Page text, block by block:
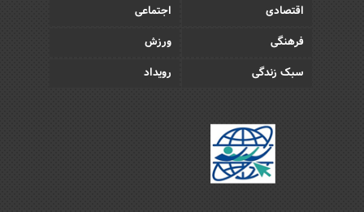
اقتصادی
اجتماعی
فرهنگی
ورزش
سبک زندگی
رویداد